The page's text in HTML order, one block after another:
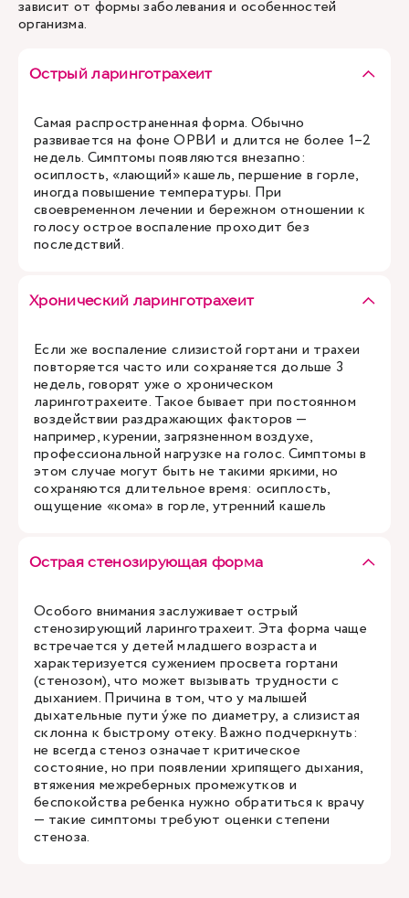
зависит от формы заболевания и особенностей
организма.
Острый ларинготрахеит
Самая распространенная форма. Обычно
развивается на фоне ОРВИ и длится не более 1–2
недель. Симптомы появляются внезапно:
осиплость, «лающий» кашель, першение в горле,
иногда повышение температуры. При
своевременном лечении и бережном отношении к
голосу острое воспаление проходит без
последствий.
Хронический ларинготрахеит
Если же воспаление слизистой гортани и трахеи
повторяется часто или сохраняется дольше 3
недель, говорят уже о хроническом
ларинготрахеите. Такое бывает при постоянном
воздействии раздражающих факторов —
например, курении, загрязненном воздухе,
профессиональной нагрузке на голос. Симптомы в
этом случае могут быть не такими яркими, но
сохраняются длительное время: осиплость,
ощущение «кома» в горле, утренний кашель
Острая стенозирующая форма
Особого внимания заслуживает острый
стенозирующий ларинготрахеит. Эта форма чаще
встречается у детей младшего возраста и
характеризуется сужением просвета гортани
(стенозом), что может вызывать трудности с
дыханием. Причина в том, что у малышей
дыхательные пути ýже по диаметру, а слизистая
склонна к быстрому отеку. Важно подчеркнуть:
не всегда стеноз означает критическое
состояние, но при появлении хрипящего дыхания,
втяжения межреберных промежутков и
беспокойства ребенка нужно обратиться к врачу
— такие симптомы требуют оценки степени
стеноза.